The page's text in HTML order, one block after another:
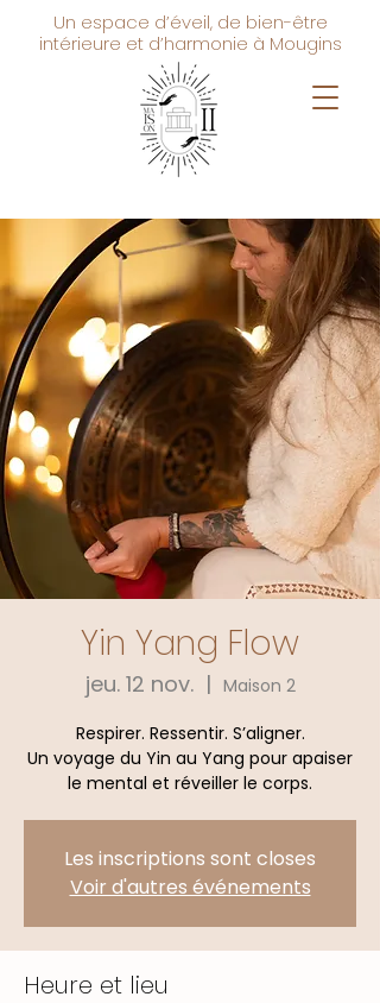
Un espace d’éveil, de bien-être
intérieure et d’harmonie à Mougins
Yin Yang Flow
jeu. 12 nov.
  |
Maison 2
Respirer. Ressentir. S’aligner.
Un voyage du Yin au Yang pour apaiser
le mental et réveiller le corps.
Les inscriptions sont closes
Voir d'autres événements
Heure et lieu